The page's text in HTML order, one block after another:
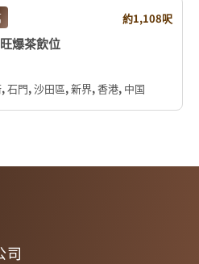
約1,108呎
爆茶飲位
石門, 沙田區, 新界, 香港, 中国
司